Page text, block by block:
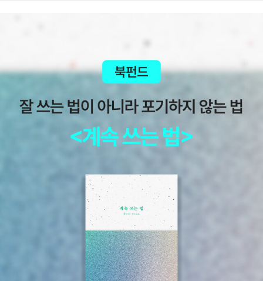
기 덕분에 한층 매끄러운 영어일기가 완성된다 생각하니제가 더 기쁘
고 기대되는 것 같아요 ^^(아직은 부끄럽다며 자신의 일기를 전체공
기하기 꺼려해서 작성하는 모습만 남깁니다)한 가지 아쉬운 건 각 주
제가 제시 된 '내가 쓰는 영어일기'같은 것이 함께 구성되어 있었다면
엄마표 홈스쿨링하면서 영어일기 쓰기에 훨씬 도움이 될 것 같다는
생각을 해 보았어요.그냥 일기를 쓰게 하는 것 보다 배운 'UNIT에 걸
맞는 주제 제시'가 있는 노트가 있다면아이들도 영어일기 쓰기를 더